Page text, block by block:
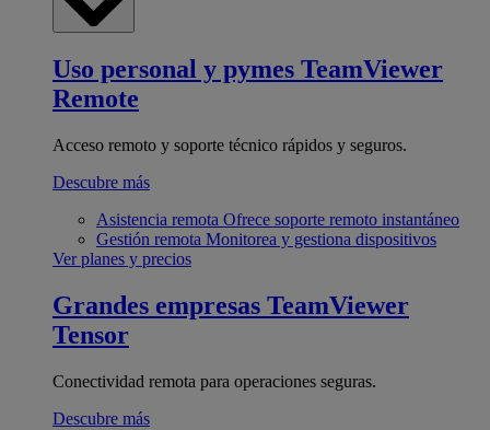
Uso personal y pymes TeamViewer
Remote
Acceso remoto y soporte técnico rápidos y seguros.
Descubre más
Asistencia remota Ofrece soporte remoto instantáneo
Gestión remota Monitorea y gestiona dispositivos
Ver planes y precios
Grandes empresas TeamViewer
Tensor
Conectividad remota para operaciones seguras.
Descubre más